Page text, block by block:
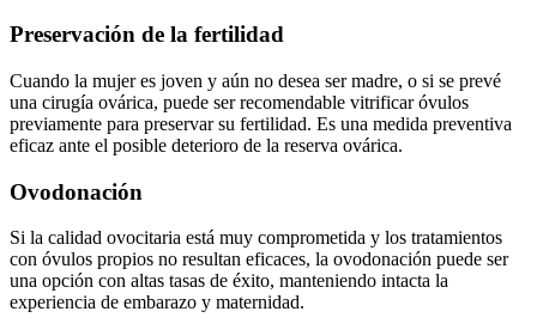
Preservación de la fertilidad
Cuando la mujer es joven y aún no desea ser madre, o si se prevé
una cirugía ovárica, puede ser recomendable vitrificar óvulos
previamente para preservar su fertilidad. Es una medida preventiva
eficaz ante el posible deterioro de la reserva ovárica.
Ovodonación
Si la calidad ovocitaria está muy comprometida y los tratamientos
con óvulos propios no resultan eficaces, la ovodonación puede ser
una opción con altas tasas de éxito, manteniendo intacta la
experiencia de embarazo y maternidad.